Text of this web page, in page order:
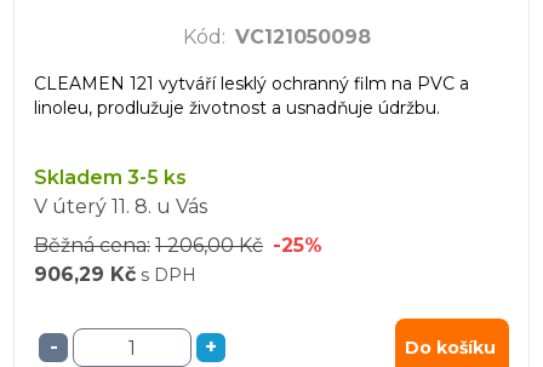
Kód : VC121050098
CLEAMEN 121 vytváří lesklý ochranný film na PVC a
linoleu, prodlužuje životnost a usnadňuje údržbu.
Skladem 3-5 ks
V úterý 11. 8. u Vás
Běžná cena: 1 206,00 Kč -25%
906,29 Kč s DPH
- + Do košíku